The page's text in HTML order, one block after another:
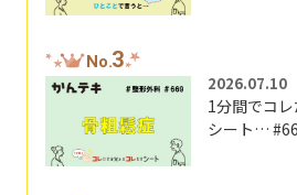
No.3
2026.07.10
1分間でコ
シート…